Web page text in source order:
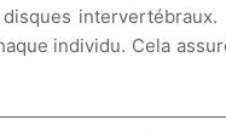
intervertébraux.
individu. Cela